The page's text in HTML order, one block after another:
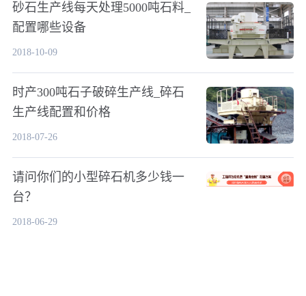
砂石生产线每天处理5000吨石料_
配置哪些设备
2018-10-09
时产300吨石子破碎生产线_碎石
生产线配置和价格
2018-07-26
请问你们的小型碎石机多少钱一
台？
2018-06-29